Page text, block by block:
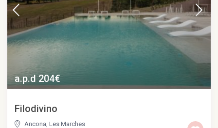
a.p.d 204€
Filodivino
Ancona ,Les Marches